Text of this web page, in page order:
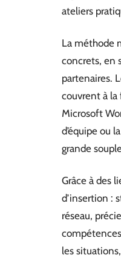
ateliers
La méthode
concrets, en
partenaires.
couvrent à
Microsoft
d’équipe ou
grande
Grâce à des
d’insertion :
réseau,
les